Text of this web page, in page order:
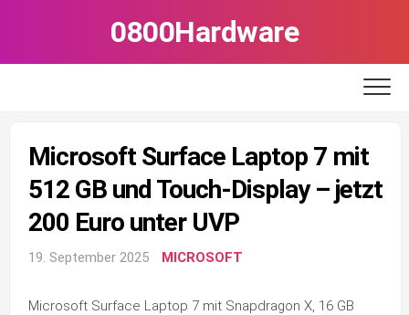
0800Hardware
Microsoft Surface Laptop 7 mit
512 GB und Touch-Display – jetzt
200 Euro unter UVP
19. September 2025 MICROSOFT
Microsoft Surface Laptop 7 mit Snapdragon X, 16 GB